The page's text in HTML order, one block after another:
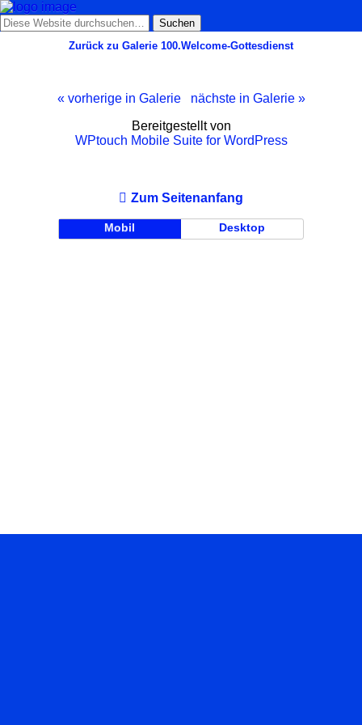
Zurück zu Galerie 100.Welcome-Gottesdienst
« vorherige in Galerie
nächste in Galerie »
Bereitgestellt von
WPtouch Mobile Suite for WordPress
Zum Seitenanfang
Mobil Desktop